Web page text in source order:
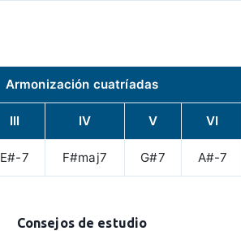
Armonización cuatríadas
III IV V VI
E#-7 F#maj7 G#7 A#-7
Consejos de estudio